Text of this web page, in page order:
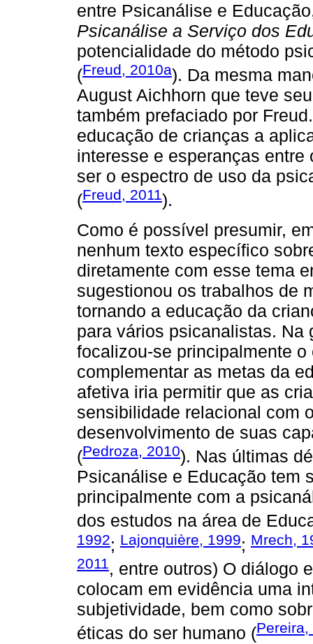
entre Psicanálise e
Psicanálise a Serviço dos
potencialidade do método
(Freud, 2010a). Da mesma
August Aichhorn que teve
também prefaciado por
educação de crianças a
interesse e esperanças
ser o espectro de uso da
(Freud, 2011).
Como é possível presumir,
nenhum texto específico
diretamente com esse tema
sugestionou os trabalhos de
tornando a educação da
para vários psicanalistas. Na
focalizou-se principalmente
complementar as metas da
afetiva iria permitir que as
sensibilidade relacional com
desenvolvimento de suas
(Pedroza, 2010). Nas últimas
Psicanálise e Educação tem
principalmente com a
dos estudos na área de
1992; Lajonquière, 1999; Mrech,
2011, entre outros) O diálogo
colocam em evidência uma
subjetividade, bem como
éticas do ser humano (Pereira,